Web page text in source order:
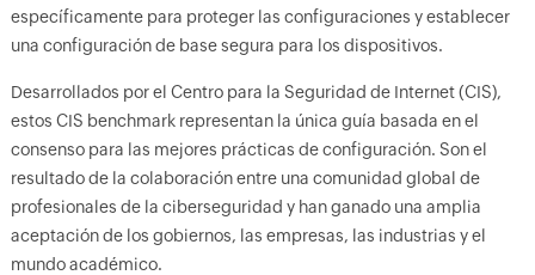
específicamente para proteger las configuraciones y establecer
una configuración de base segura para los dispositivos.
Desarrollados por el Centro para la Seguridad de Internet (CIS),
estos CIS benchmark representan la única guía basada en el
consenso para las mejores prácticas de configuración. Son el
resultado de la colaboración entre una comunidad global de
profesionales de la ciberseguridad y han ganado una amplia
aceptación de los gobiernos, las empresas, las industrias y el
mundo académico.